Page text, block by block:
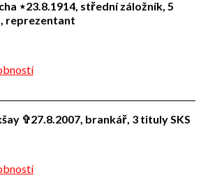
⋆23.8.1914, střední záložník, 5
reprezentant
✞27.8.2007, brankář, 3 tituly SKS